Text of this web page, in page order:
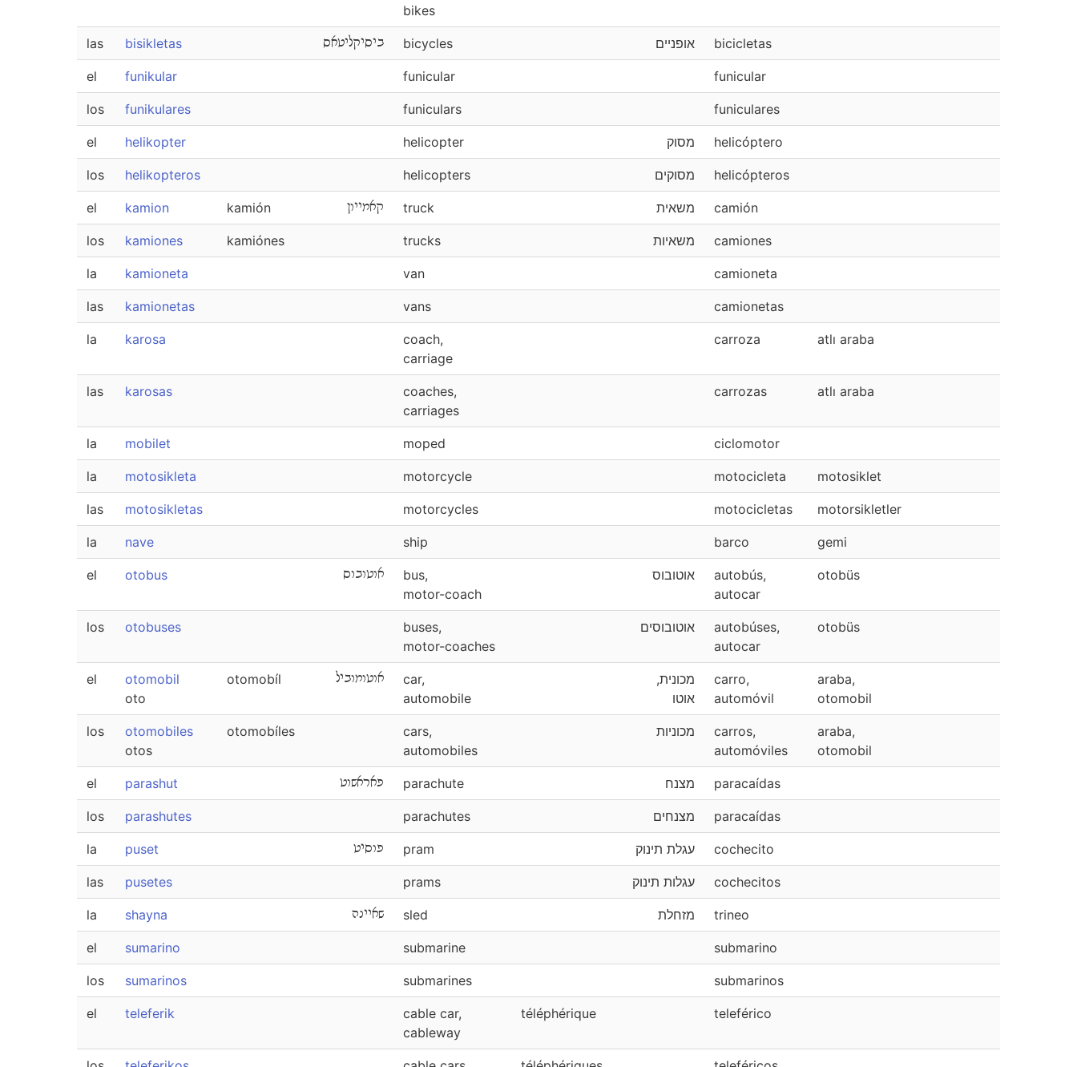
bikes
las bisikletas ביסיקליטאס bicycles אופניים bicicletas
el funikular funicular funicular
los funikulares funiculars funiculares
el helikopter helicopter מסוק helicóptero
los helikopteros helicopters מסוקים helicópteros
el kamion kamión קאמייון truck משאית camión
los kamiones kamiónes trucks משאיות camiones
la kamioneta van camioneta
las kamionetas vans camionetas
la karosa
coach,
carriage
carroza atlı araba
las karosas
coaches,
carriages
carrozas atlı araba
la mobilet moped ciclomotor
la motosikleta motorcycle motocicleta motosiklet
las motosikletas motorcycles motocicletas motorsikletler
la nave ship barco gemi
el otobus אוטובוס
bus,
motor-coach
אוטובוס
autobús,
autocar
otobüs
los otobuses
buses,
motor-coaches
אוטובוסים
autobúses,
autocar
otobüs
el
otomobil
oto
otomobíl אוטומוביל
car,
automobile
מכונית,
אוטו
carro,
automóvil
araba,
otomobil
los
otomobiles
otos
otomobíles
cars,
automobiles
מכוניות
carros,
automóviles
araba,
otomobil
el parashut פאראשוט parachute מצנח paracaídas
los parashutes parachutes מצנחים paracaídas
la puset פוסיט pram עגלת תינוק cochecito
las pusetes prams עגלות תינוק cochecitos
la shayna שאיינה sled מזחלת trineo
el sumarino submarine submarino
los sumarinos submarines submarinos
el teleferik
cable car,
cableway
téléphérique teleférico